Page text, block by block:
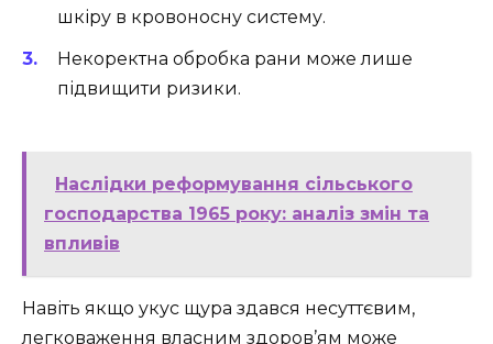
шкіру в кровоносну систему.
Некоректна обробка рани може лише
підвищити ризики.
Наслідки реформування сільського
господарства 1965 року: аналіз змін та
впливів
Навіть якщо укус щура здався несуттєвим,
легковаження власним здоров’ям може